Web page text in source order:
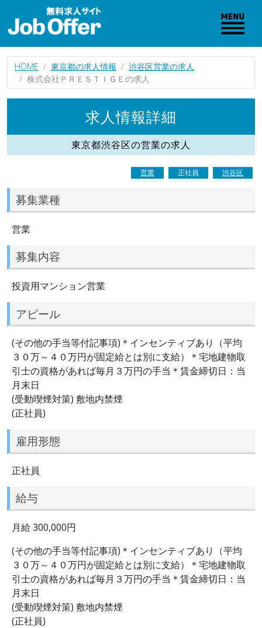
HOME 東京都の求人情報
渋谷区営業の求人
株式会社ＰＲＥＳＴＩＧＥの求人
求人情報詳細
東京都渋谷区の営業の求人
営業 正社員 渋谷区
募集業種
営業
募集内容
投資用マンション営業
アピール
(その他の手当等付記事項)＊インセンティブあり（平均
３０万～４０万円が固定給とは別に支給）＊宅地建物取
引士の資格があれば毎月３万円の手当＊賃金締切日：当
月末日
(受動喫煙対策) 敷地内禁煙
(正社員)
雇用形態
正社員
給与
月給 300,000円
(その他の手当等付記事項)＊インセンティブあり（平均
３０万～４０万円が固定給とは別に支給）＊宅地建物取
引士の資格があれば毎月３万円の手当＊賃金締切日：当
月末日
(受動喫煙対策) 敷地内禁煙
(正社員)